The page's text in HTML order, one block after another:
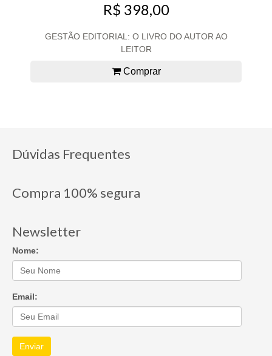
R$ 398,00
GESTÃO EDITORIAL: O LIVRO DO AUTOR AO
LEITOR
Comprar
Dúvidas Frequentes
Compra 100% segura
Newsletter
Nome:
Email:
Enviar